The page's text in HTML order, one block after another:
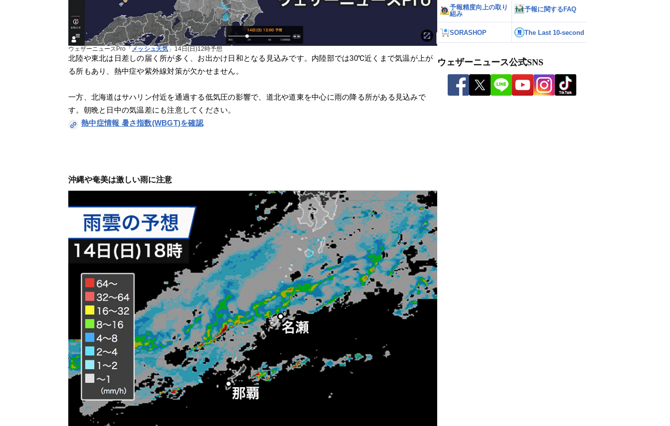
ウェザーニュースPro「 メッシュ天気 」14日(日)12時予想
北陸や東北は日差しの届く所が多く、お出かけ日和となる見込みです。内陸部では30℃近くまで気温が上が
る所もあり、熱中症や紫外線対策が欠かせません。
一方、北海道はサハリン付近を通過する低気圧の影響で、道北や道東を中心に雨の降る所がある見込みで
す。朝晩と日中の気温差にも注意してください。
熱中症情報 暑さ指数(WBGT)を確認
沖縄や奄美は激しい雨に注意
予報精度向上の取り
組み
予報に関するFAQ
SORASHOP The Last 10-second
ウェザーニュース公式SNS